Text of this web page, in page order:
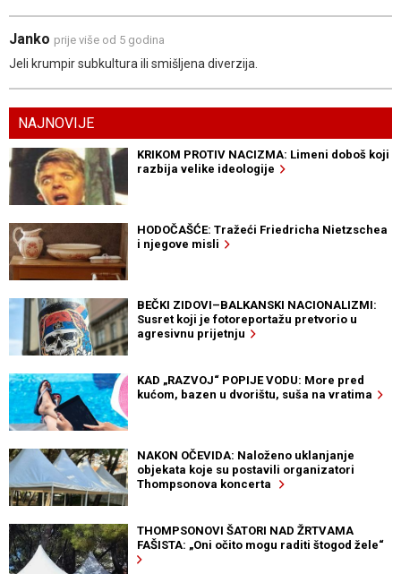
Janko prije više od 5 godina
Jeli krumpir subkultura ili smišljena diverzija.
NAJNOVIJE
KRIKOM PROTIV NACIZMA: Limeni doboš koji
razbija velike ideologije
HODOČAŠĆE: Tražeći Friedricha Nietzschea
i njegove misli
BEČKI ZIDOVI–BALKANSKI NACIONALIZMI:
Susret koji je fotoreportažu pretvorio u
agresivnu prijetnju
KAD „RAZVOJ“ POPIJE VODU: More pred
kućom, bazen u dvorištu, suša na vratima
NAKON OČEVIDA: Naloženo uklanjanje
objekata koje su postavili organizatori
Thompsonova koncerta
THOMPSONOVI ŠATORI NAD ŽRTVAMA
FAŠISTA: „Oni očito mogu raditi štogod žele“